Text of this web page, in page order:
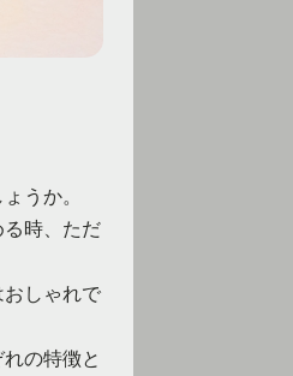
うか。
時、ただ
しゃれで
の特徴と